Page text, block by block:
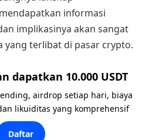
informasi
implikasinya akan sangat
yang terlibat di pasar crypto.
dapatkan 10.000 USDT
airdrop setiap hari, biaya
likuiditas yang komprehensif
Daftar